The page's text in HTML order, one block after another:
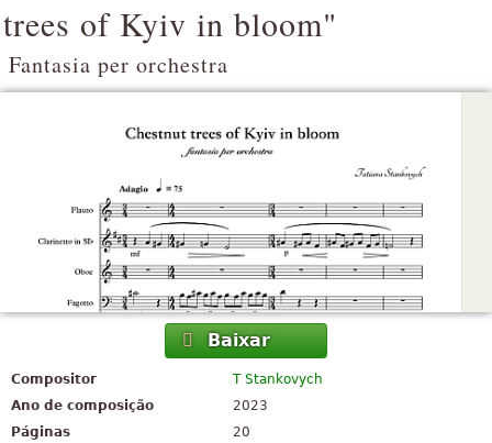
trees of Kyiv in bloom"
Fantasia per orchestra
Baixar
Compositor
T Stankovych
Ano de composição
2023
Páginas
20